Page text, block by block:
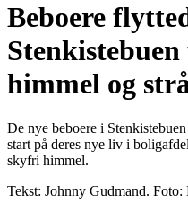
Beboere
himmel og
De nye beboere i
start på deres nye liv i
skyfri himmel.
Tekst: Johnny Gudmand.